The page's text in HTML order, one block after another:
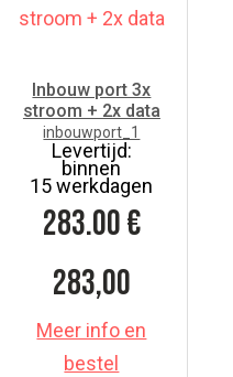
Inbouw port 3x
stroom + 2x data
inbouwport_1
Levertijd:
binnen
15 werkdagen
283.00€
283,00
Meer info en
bestel